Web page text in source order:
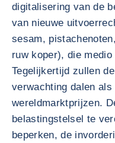
digitalisering van de
van nieuwe
sesam,
ruw koper), die
Tegelijkertijd zullen
verwachting dalen
wereldmarktprijzen.
belastingstelsel te
beperken, de